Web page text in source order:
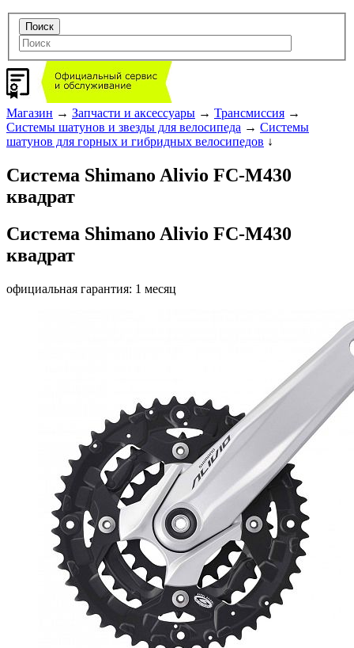
Магазин → Запчасти и аксессуары → Трансмиссия →
Системы шатунов и звезды для велосипеда → Системы
шатунов для горных и гибридных велосипедов ↓
Система Shimano Alivio FC-M430
квадрат
Система Shimano Alivio FC-M430
квадрат
официальная гарантия: 1 месяц